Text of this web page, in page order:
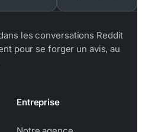
les conversations Reddit
pour se forger un avis, au
Entreprise